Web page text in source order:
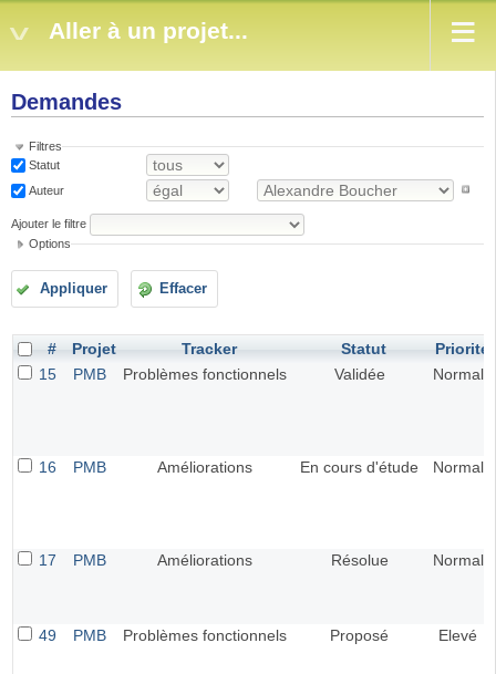
Aller à un projet...
Demandes
Filtres
Statut
Auteur
Ajouter le filtre
Options
Appliquer Effacer
# Projet Tracker Statut
Priorité
15
PMB Problèmes fonctionnels Validée Normal
16 PMB Améliorations En cours d'étude Normal
17 PMB Améliorations Résolue Normal
49 PMB Problèmes fonctionnels Proposé Elevé